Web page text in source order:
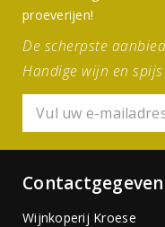
proeverijen!
De scherpste
Handige wijn en
Wijnkoperij Kroese